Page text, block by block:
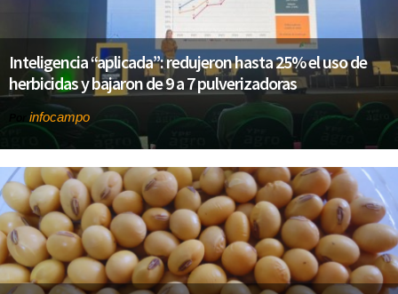
Inteligencia “aplicada”: redujeron hasta 25% el uso de
herbicidas y bajaron de 9 a 7 pulverizadoras
infocampo